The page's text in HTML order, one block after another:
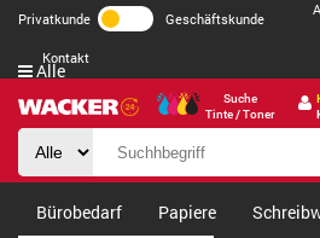
Privatkunde Geschäftskunde
Kontakt
Suche
Tinte / Toner
Alle
Bürobedarf Papiere